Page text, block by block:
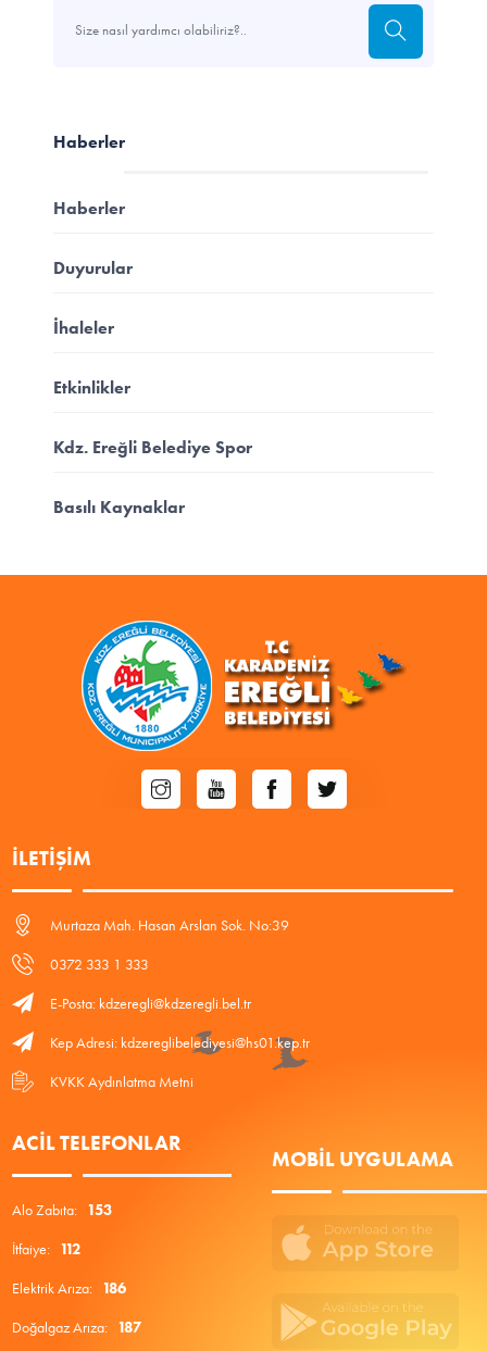
Haberler
Haberler
Duyurular
İhaleler
Etkinlikler
Kdz. Ereğli Belediye Spor
Basılı Kaynaklar
İLETIŞIM
Murtaza Mah. Hasan Arslan Sok. No:39
0372 333 1 333
E-Posta: kdzeregli@kdzeregli.bel.tr
Kep Adresi: kdzereglibelediyesi@hs01.kep.tr
KVKK Aydınlatma Metni
ACIL TELEFONLAR
Alo Zabıta: 153
İtfaiye: 112
Elektrik Arıza: 186
Doğalgaz Arıza: 187
MOBIL UYGULAMA